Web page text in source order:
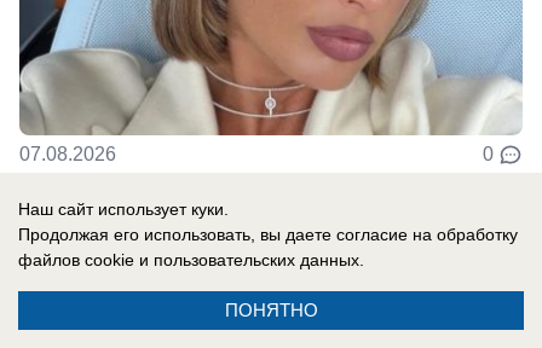
07.08.2026 0
В России
«Там, где бьют москаля, Польша
оказывает помощь»: президент страны
сделал агрессивное заявление в адрес
Наш сайт использует куки.
Продолжая его использовать, вы даете согласие на обработку
файлов cookie и пользовательских данных.
ПОНЯТНО